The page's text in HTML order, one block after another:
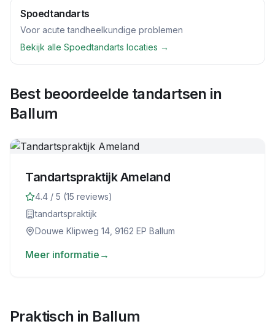
Spoedtandarts
Voor acute tandheelkundige problemen
Bekijk alle Spoedtandarts locaties →
Best beoordeelde tandartsen in
Ballum
Tandartspraktijk Ameland
4.4 / 5 (15 reviews)
tandartspraktijk
Douwe Klipweg 14, 9162 EP Ballum
Meer informatie →
Praktisch in Ballum